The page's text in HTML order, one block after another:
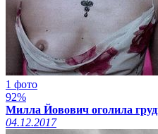
1 фото
92%
Милла Йовович оголила
04.12.2017